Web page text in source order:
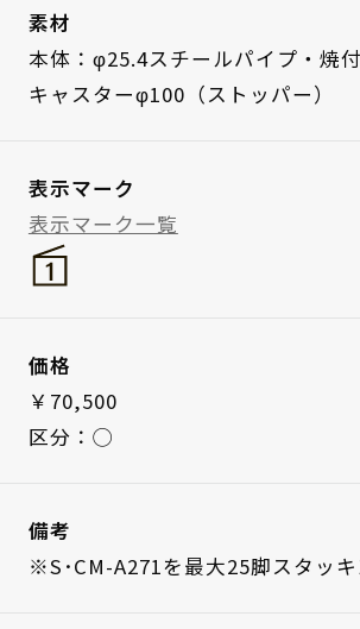
素材
本体：φ25.4スチールパイプ・焼
キャスターφ100（ストッパー）
表示マーク
表示マーク一覧
価格
￥70,500
区分：◯
備考
※S･CM-A271を最大25脚スタッキ